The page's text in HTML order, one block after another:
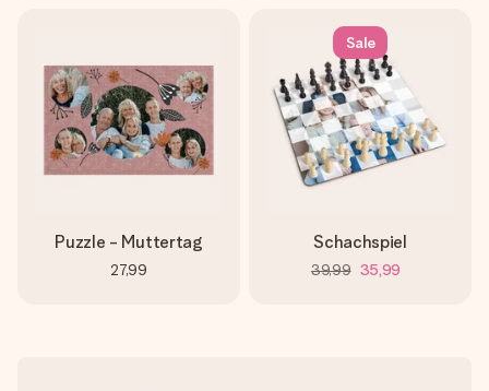
Puzzle - Muttertag
27,99
Sale
Schachspiel
39,99 35,99